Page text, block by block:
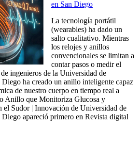
en San Diego
La tecnología portátil
(wearables) ha dado un
salto cualitativo. Mientras
los relojes y anillos
convencionales se limitan a
contar pasos o medir el
ingenieros de la Universidad de
ha creado un anillo inteligente capaz
de nuestro cuerpo en tiempo real a
Anillo que Monitoriza Glucosa y
el Sudor | Innovación de Universidad de
apareció primero en Revista digital